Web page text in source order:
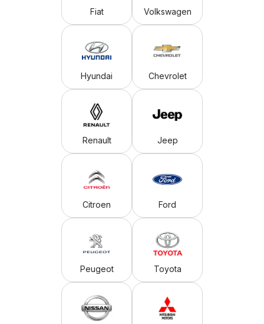
Fiat Volkswagen
Hyundai Chevrolet
Renault Jeep
Citroen Ford
Peugeot Toyota